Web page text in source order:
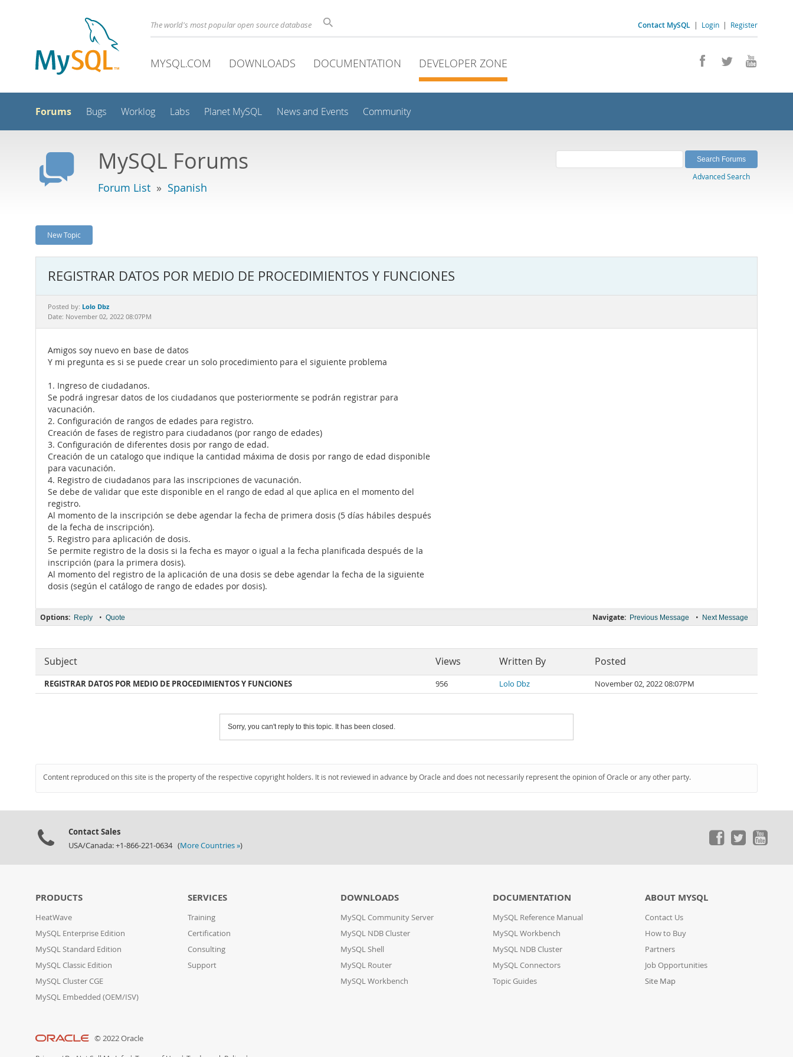
Contact MySQL | Login | Register
The world's most popular open source database
MYSQL.COM DOWNLOADS DOCUMENTATION DEVELOPER ZONE
Forums Bugs Worklog Labs Planet MySQL News and Events Community
MySQL Forums
Forum List » Spanish
Advanced Search
New Topic
REGISTRAR DATOS POR MEDIO DE PROCEDIMIENTOS Y FUNCIONES
Posted by: Lolo Dbz
Date: November 02, 2022 08:07PM
Amigos soy nuevo en base de datos
Y mi pregunta es si se puede crear un solo procedimiento para el siguiente problema
1. Ingreso de ciudadanos.
Se podrá ingresar datos de los ciudadanos que posteriormente se podrán registrar para
vacunación.
2. Configuración de rangos de edades para registro.
Creación de fases de registro para ciudadanos (por rango de edades)
3. Configuración de diferentes dosis por rango de edad.
Creación de un catalogo que indique la cantidad máxima de dosis por rango de edad disponible
para vacunación.
4. Registro de ciudadanos para las inscripciones de vacunación.
Se debe de validar que este disponible en el rango de edad al que aplica en el momento del
registro.
Al momento de la inscripción se debe agendar la fecha de primera dosis (5 días hábiles después
de la fecha de inscripción).
5. Registro para aplicación de dosis.
Se permite registro de la dosis si la fecha es mayor o igual a la fecha planificada después de la
inscripción (para la primera dosis).
Al momento del registro de la aplicación de una dosis se debe agendar la fecha de la siguiente
dosis (según el catálogo de rango de edades por dosis).
Navigate: Previous Message • Next Message
Options: Reply • Quote
Subject Views Written By Posted
REGISTRAR DATOS POR MEDIO DE PROCEDIMIENTOS Y FUNCIONES 956 Lolo Dbz November 02, 2022 08:07PM
Sorry, you can't reply to this topic. It has been closed.
Content reproduced on this site is the property of the respective copyright holders. It is not reviewed in advance by Oracle and does not necessarily represent the opinion of Oracle or any other party.
Contact Sales
USA/Canada: +1-866-221-0634 (More Countries »)
PRODUCTS
HeatWave
MySQL Enterprise Edition
MySQL Standard Edition
MySQL Classic Edition
MySQL Cluster CGE
MySQL Embedded (OEM/ISV)
SERVICES
Training
Certification
Consulting
Support
DOWNLOADS
MySQL Community Server
MySQL NDB Cluster
MySQL Shell
MySQL Router
MySQL Workbench
DOCUMENTATION
MySQL Reference Manual
MySQL Workbench
MySQL NDB Cluster
MySQL Connectors
Topic Guides
ABOUT MYSQL
Contact Us
How to Buy
Partners
Job Opportunities
Site Map
© 2022 Oracle